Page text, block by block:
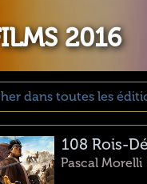
2016
108 Rois-
Pascal Morelli